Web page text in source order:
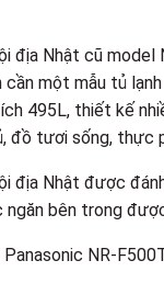
địa Nhật cũ
cần một mẫu tủ
495L, thiết kế
đồ tươi sống, thực
địa Nhật được
ngăn bên trong
Panasonic NR-